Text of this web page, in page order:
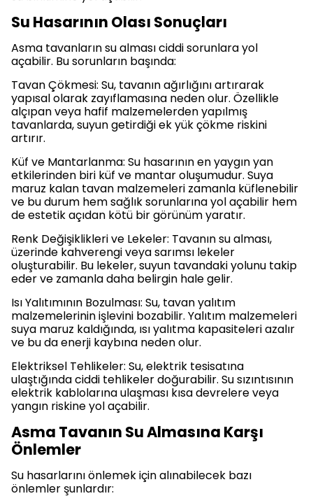
Su Hasarının Olası Sonuçları
Asma tavanların su alması ciddi sorunlara yol
açabilir. Bu sorunların başında:
Tavan Çökmesi: Su, tavanın ağırlığını artırarak
yapısal olarak zayıflamasına neden olur. Özellikle
alçıpan veya hafif malzemelerden yapılmış
tavanlarda, suyun getirdiği ek yük çökme riskini
artırır.
Küf ve Mantarlanma: Su hasarının en yaygın yan
etkilerinden biri küf ve mantar oluşumudur. Suya
maruz kalan tavan malzemeleri zamanla küflenebilir
ve bu durum hem sağlık sorunlarına yol açabilir hem
de estetik açıdan kötü bir görünüm yaratır.
Renk Değişiklikleri ve Lekeler: Tavanın su alması,
üzerinde kahverengi veya sarımsı lekeler
oluşturabilir. Bu lekeler, suyun tavandaki yolunu takip
eder ve zamanla daha belirgin hale gelir.
Isı Yalıtımının Bozulması: Su, tavan yalıtım
malzemelerinin işlevini bozabilir. Yalıtım malzemeleri
suya maruz kaldığında, ısı yalıtma kapasiteleri azalır
ve bu da enerji kaybına neden olur.
Elektriksel Tehlikeler: Su, elektrik tesisatına
ulaştığında ciddi tehlikeler doğurabilir. Su sızıntısının
elektrik kablolarına ulaşması kısa devrelere veya
yangın riskine yol açabilir.
Asma Tavanın Su Almasına Karşı
Önlemler
Su hasarlarını önlemek için alınabilecek bazı
önlemler şunlardır: